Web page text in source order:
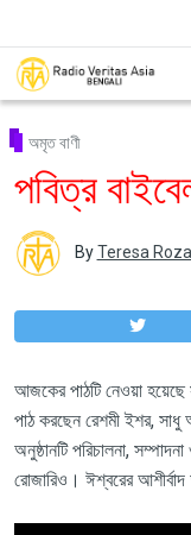
অমৃত বাণী
পবিত্র
ByTeresa
আজকের পাঠটি নেওয়া
পাঠ করছেন রেশমী ইশর,
অনুষ্ঠানটি পরিচালনা,
রোজারিও। ঈশ্বরের